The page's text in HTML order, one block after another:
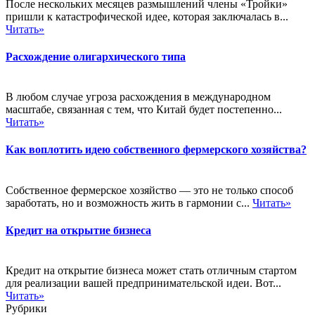
После нескольких месяцев размышлений члены «Тройки»
пришли к катастрофической идее, которая заключалась в...
Читать»
Расхождение олигархического типа
В любом случае угроза расхождения в международном
масштабе, связанная с тем, что Китай будет постепенно...
Читать»
Как воплотить идею собственного фермерского хозяйства?
Собственное фермерское хозяйство — это не только способ
заработать, но и возможность жить в гармонии с... Читать»
Кредит на открытие бизнеса
Кредит на открытие бизнеса может стать отличным стартом
для реализации вашей предпринимательской идеи. Вот...
Читать»
Рубрики